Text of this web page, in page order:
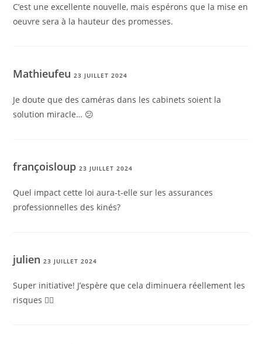
C’est une excellente nouvelle, mais espérons que la mise en
oeuvre sera à la hauteur des promesses.
Mathieufeu23 JUILLET 2024
Je doute que des caméras dans les cabinets soient la
solution miracle… 😕
françoisloup23 JUILLET 2024
Quel impact cette loi aura-t-elle sur les assurances
professionnelles des kinés?
julien23 JUILLET 2024
Super initiative! J’espère que cela diminuera réellement les
risques 👍🏼